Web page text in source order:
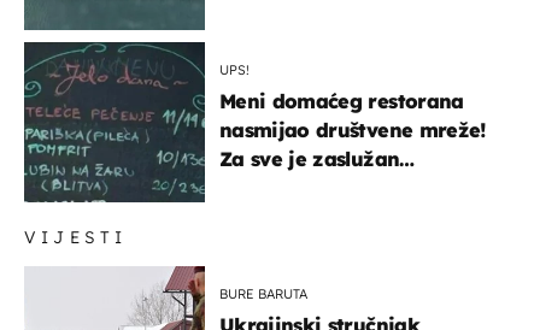
VIJESTI
BURE BARUTA
Ukrajinski stručnjak
UPS!
Meni domaćeg restorana
nasmijao društvene mreže!
Za sve je zaslužan